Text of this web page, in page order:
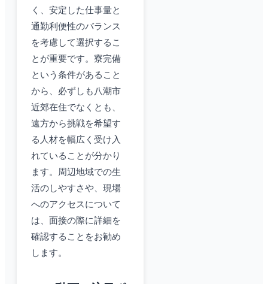
く、安定した仕事量と
通勤利便性のバランス
を考慮して選択するこ
とが重要です。寮完備
という条件があること
から、必ずしも八潮市
近郊在住でなくとも、
遠方から挑戦を希望す
る人材を幅広く受け入
れていることが分かり
ます。周辺地域での生
活のしやすさや、現場
へのアクセスについて
は、面接の際に詳細を
確認することをお勧め
します。